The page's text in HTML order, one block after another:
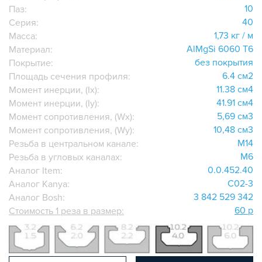
ПРОМЫШЛЕННАЯ МЕБЕЛЬ
СИСТЕМА ЛЕСТНИЦ И ПЛАТФОРМ
БЫСТРЫЕ СОЕДИНИТЕЛИ
ВИНТОВЫЕ СОЕДИНИТЕЛИ И ВТУЛКИ
ШАРНИРНЫЕ И ПОДВИЖНЫЕ СОЕДИНИТЕЛИ
ЗАГЛУШКИ
НАБОРЫ
ПЕТЛИ, РУЧКИ, ЗАМКИ, ЗАЩЕЛКИ
ЭЛЕМЕНТЫ ДЛЯ КРЕПЛЕНИЯ КАБЕЛЕЙ,
ПАНЕЛЕЙ, ЛИСТА, СЕТКИ
ОПОРЫ, ПОДВЕСЫ
КОМПОНЕНТЫ ДЛЯ КОНВЕЙЕРОВ
КОЛЁСА
ОСНАСТКА
МЕТРИЧЕСКИЙ КРЕПЕЖ
Паз:
10
Серия:
40
Масса:
1,73 кг / м
Материал:
AlMgSi 6060 Т6
Покрытие:
без покрытия
Площадь сечения профиля:
6.4 см2
Момент инерции, (Ix):
11.38 см4
Момент инерции, (Iy):
41.91 см4
Момент сопротивления, (Wx):
5,69 см3
Момент сопротивления, (Wy):
10,48 см3
Резьба в центральном канале:
M14
Резьба в угловых каналах:
M6
Аналог Item:
0.0.452.40
Аналог Kanya:
C02-3
Аналог Bosh:
3 842 529 342
Стоимость 1 реза в размер:
60 р